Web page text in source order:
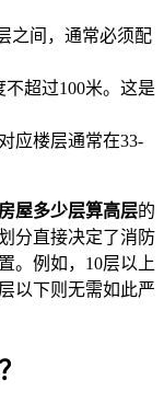
之间，通常必须配
不超过100米。这是
应楼层通常在33-
房屋多少层算高层的
分直接决定了消防
。例如，10层以上
以下则无需如此严